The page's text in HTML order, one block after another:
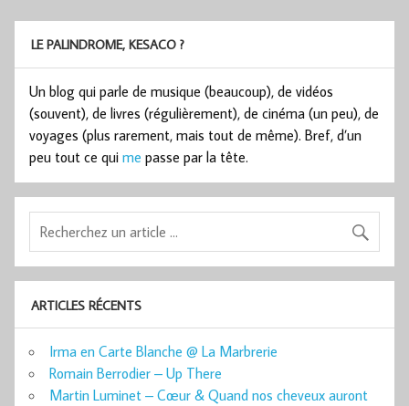
LE PALINDROME, KESACO ?
Un blog qui parle de musique (beaucoup), de vidéos
(souvent), de livres (régulièrement), de cinéma (un peu), de
voyages (plus rarement, mais tout de même). Bref, d’un
peu tout ce qui me passe par la tête.
ARTICLES RÉCENTS
Irma en Carte Blanche @ La Marbrerie
Romain Berrodier – Up There
Martin Luminet – Cœur & Quand nos cheveux auront